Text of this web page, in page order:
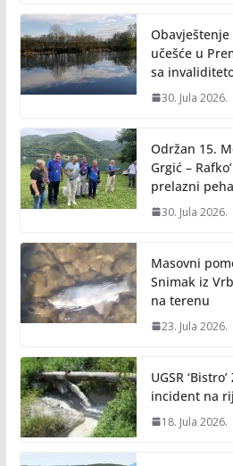
učešće u
sa
30. Jula 2026.
Održan 15.
Grgić –
prelazni
30. Jula 2026.
Masovni
Snimak iz
na terenu
23. Jula 2026.
UGSR
incident na
18. Jula 2026.